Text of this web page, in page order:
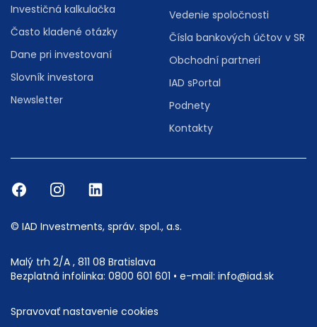
Investičná kalkulačka
Často kladené otázky
Dane pri investovaní
Slovník investora
Newsletter
Vedenie spoločnosti
Čísla bankových účtov v SR
Obchodní partneri
IAD sPortal
Podnety
Kontakty
© IAD Investments, správ. spol., a.s.
Malý trh 2/A , 811 08 Bratislava
Bezplatná infolinka: 0800 601 601 • e-mail: info@iad.sk
Spravovať nastavenie cookies